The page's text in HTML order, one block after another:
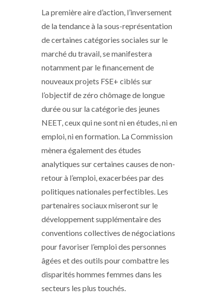
La première aire d’action, l’inversement
de la tendance à la sous-représentation
de certaines catégories sociales sur le
marché du travail, se manifestera
notamment par le financement de
nouveaux projets FSE+ ciblés sur
l’objectif de zéro chômage de longue
durée ou sur la catégorie des jeunes
NEET, ceux qui ne sont ni en études, ni en
emploi, ni en formation. La Commission
mènera également des études
analytiques sur certaines causes de non-
retour à l’emploi, exacerbées par des
politiques nationales perfectibles. Les
partenaires sociaux miseront sur le
développement supplémentaire des
conventions collectives de négociations
pour favoriser l’emploi des personnes
âgées et des outils pour combattre les
disparités hommes femmes dans les
secteurs les plus touchés.